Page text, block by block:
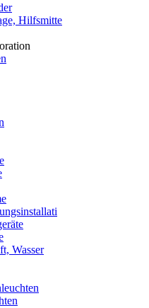
Hilfsmitte
Wasser